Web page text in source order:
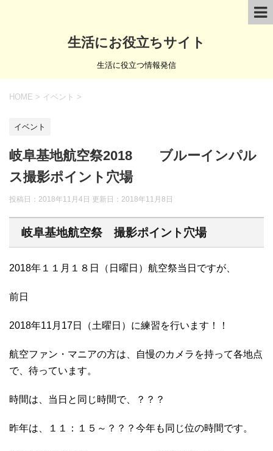
生活にお役立ちサイト
生活に役立つ情報発信
HOME > イベント >
イベント
岐阜基地航空祭2018 ブルーインパル
ス撮影ポイント穴場
投稿日：2018年11月4日 更新日： 2018年11月8日
岐阜基地航空祭 撮影ポイント穴場
2018年１１月１８日（日曜日）航空祭当日ですが、
前日
2018年11月17日（土曜日）に練習を行います！！
航空ファン・マニアの方は、自慢のカメラを持って各地点
で、待っています。
時間は、当日と同じ時間で、？？？
昨年は、１１：１５～？？？今年も同じ位の時間です。